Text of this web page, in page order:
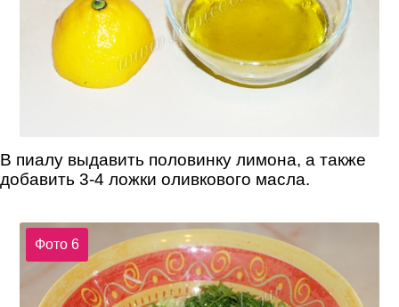
В пиалу выдавить половинку лимона, а также
добавить 3-4 ложки оливкового масла.
Фото 6